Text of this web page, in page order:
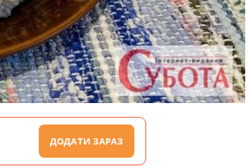
ДОДАТИ ЗАРАЗ